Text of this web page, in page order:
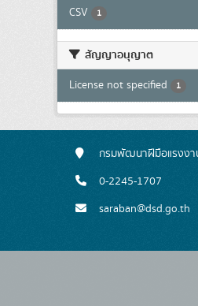
CSV 1
สัญญาอนุญาต
License not specified 1
กรมพัฒนาฝีมือแรงงา
0-2245-1707
saraban@dsd.go.th